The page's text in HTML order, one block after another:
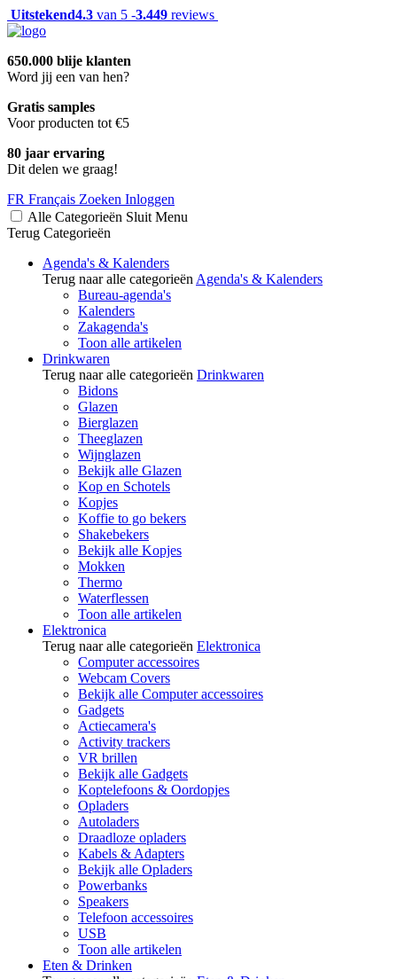
Uitstekend4.3 van 5 -3.449 reviews
650.000 blije klanten
Word jij een van hen?
Gratis samples
Voor producten tot €5
80 jaar ervaring
Dit delen we graag!
FR Français Zoeken Inloggen
Alle Categorieën Sluit Menu
Terug Categorieën
Agenda's & Kalenders
Terug naar alle categorieën Agenda's & Kalenders
Bureau-agenda's
Kalenders
Zakagenda's
Toon alle artikelen
Drinkwaren
Terug naar alle categorieën Drinkwaren
Bidons
Glazen
Bierglazen
Theeglazen
Wijnglazen
Bekijk alle Glazen
Kop en Schotels
Kopjes
Koffie to go bekers
Shakebekers
Bekijk alle Kopjes
Mokken
Thermo
Waterflessen
Toon alle artikelen
Elektronica
Terug naar alle categorieën Elektronica
Computer accessoires
Webcam Covers
Bekijk alle Computer accessoires
Gadgets
Actiecamera's
Activity trackers
VR brillen
Bekijk alle Gadgets
Koptelefoons & Oordopjes
Opladers
Autoladers
Draadloze opladers
Kabels & Adapters
Bekijk alle Opladers
Powerbanks
Speakers
Telefoon accessoires
USB
Toon alle artikelen
Eten & Drinken